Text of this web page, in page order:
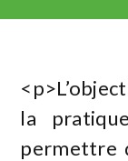
la
permettre